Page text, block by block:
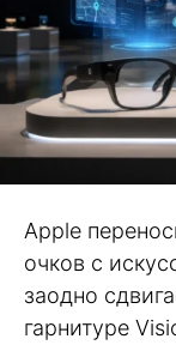
Apple
очков с
заодно
гарнитуре